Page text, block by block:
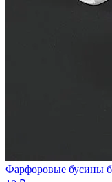
Фарфоровые бусины